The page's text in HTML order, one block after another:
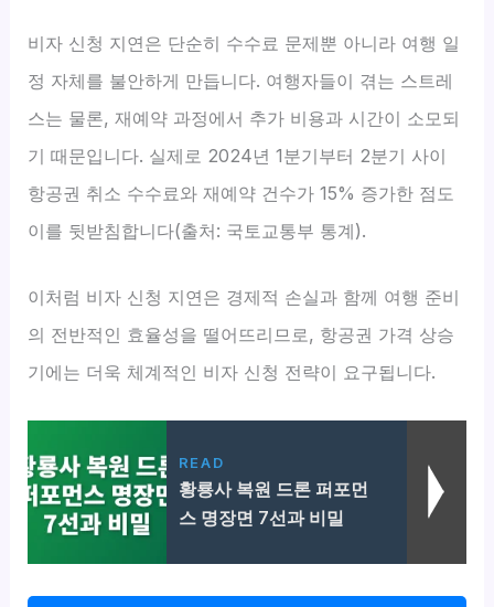
비자 신청 지연은 단순히 수수료 문제뿐 아니라 여행 일
정 자체를 불안하게 만듭니다. 여행자들이 겪는 스트레
스는 물론, 재예약 과정에서 추가 비용과 시간이 소모되
기 때문입니다. 실제로 2024년 1분기부터 2분기 사이
항공권 취소 수수료와 재예약 건수가 15% 증가한 점도
이를 뒷받침합니다(출처: 국토교통부 통계).
이처럼 비자 신청 지연은 경제적 손실과 함께 여행 준비
의 전반적인 효율성을 떨어뜨리므로, 항공권 가격 상승
기에는 더욱 체계적인 비자 신청 전략이 요구됩니다.
READ
황룡사 복원 드론 퍼포먼
스 명장면 7선과 비밀